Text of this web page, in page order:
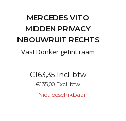
MERCEDES VITO
MIDDEN PRIVACY
INBOUWRUIT RECHTS
Vast Donker getint raam
€163,35 Incl. btw
€135,00 Excl. btw
Niet beschikbaar